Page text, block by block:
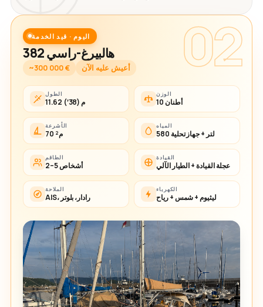
02 اليوم · قيد الخدمة
هالبيرغ-راسي 382
~300 000 € أعيش عليه الآن
الطول
11.62 م (38′)
الوزن
10 أطنان
الأشرعة
70 م²
المياه
580 لتر + جهاز تحلية
الطاقم
2–5 أشخاص
القيادة
عجلة القيادة + الطيار الآلي
الملاحة
AIS، رادار، بلوتر
الكهرباء
ليثيوم + شمس + رياح